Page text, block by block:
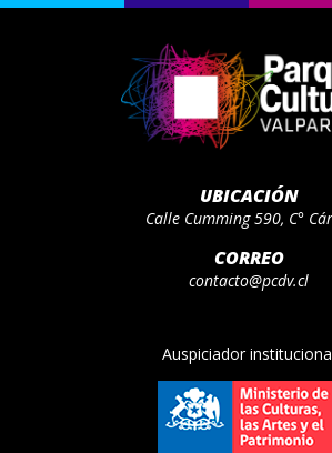
UBICACIÓN
Calle Cumming 590, C°
CORREO
contacto@pcdv.cl
Auspiciador